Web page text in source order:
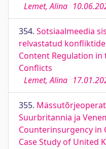
Lemet, Alina
354. Sotsiaalmeedia
relvastatud
Content Regulation
Conflicts
Lemet, Alina
355.
Suurbritannia ja
Counterinsurgency in
Case Study of United